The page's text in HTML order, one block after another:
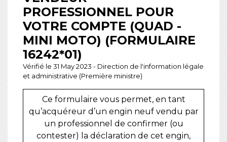
PROFESSIONNEL POUR
VOTRE COMPTE (QUAD -
MINI MOTO) (FORMULAIRE
16242*01)
Vérifié le 31 May 2023 - Direction de l'information légale
et administrative (Première ministre)
Ce formulaire vous permet, en tant
qu’acquéreur d’un engin neuf vendu par
un professionnel de confirmer (ou
contester) la déclaration de cet engin,